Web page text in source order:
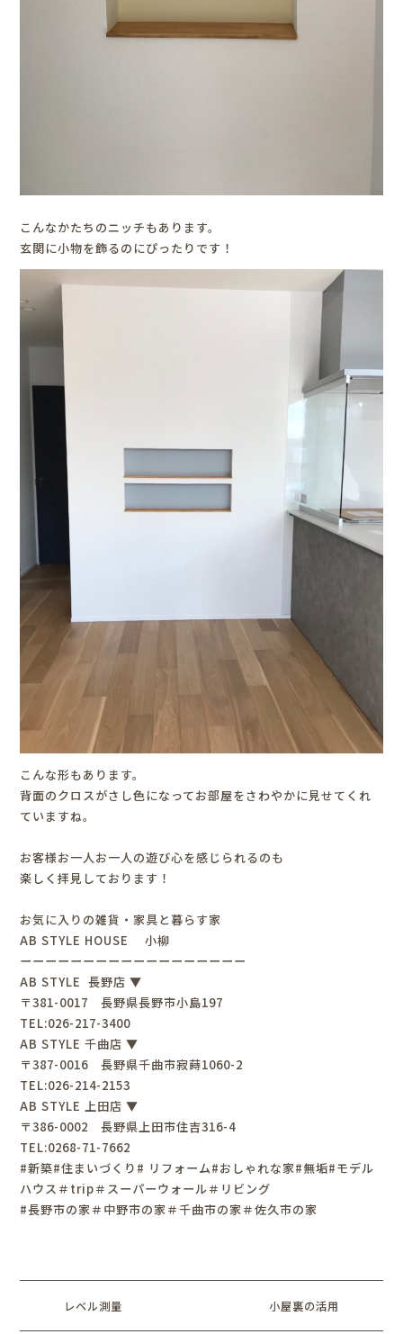
こんなかたちのニッチもあります。
玄関に小物を飾るのにぴったりです！
こんな形もあります。
背面のクロスがさし色になってお部屋をさわやかに見せてくれ
ていますね。
お客様お一人お一人の遊び心を感じられるのも
楽しく拝見しております！
お気に入りの雑貨・家具と暮らす家
AB STYLE HOUSE 小柳
ーーーーーーーーーーーーーーーーーー
AB STYLE 長野店 ▼
〒381-0017 長野県長野市小島197
TEL:026-217-3400
AB STYLE 千曲店 ▼
〒387-0016 長野県千曲市寂蒔1060-2
TEL:026-214-2153
AB STYLE 上田店 ▼
〒386-0002 長野県上田市住吉316-4
TEL:0268-71-7662
#新築#住まいづくり# リフォーム#おしゃれな家#無垢#モデル
ハウス＃trip＃スーパーウォール＃リビング
#長野市の家＃中野市の家＃千曲市の家＃佐久市の家
レベル測量 小屋裏の活用